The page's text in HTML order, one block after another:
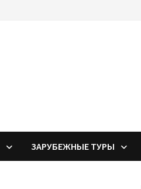
ЗАРУБЕЖНЫЕ ТУРЫ